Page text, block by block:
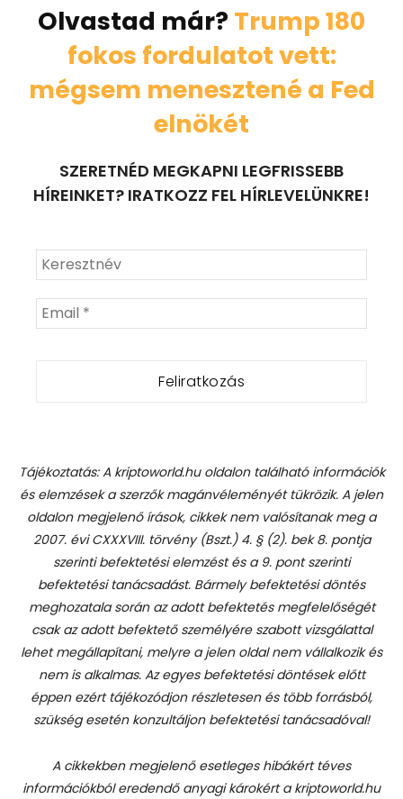
Olvastad már? Trump 180
fokos fordulatot vett:
mégsem menesztené a Fed
elnökét
SZERETNÉD MEGKAPNI LEGFRISSEBB
HÍREINKET? IRATKOZZ FEL HÍRLEVELÜNKRE!
Tájékoztatás: A kriptoworld.hu oldalon található információk
és elemzések a szerzők magánvéleményét tükrözik. A jelen
oldalon megjelenő írások, cikkek nem valósítanak meg a
2007. évi CXXXVIII. törvény (Bszt.) 4. § (2). bek 8. pontja
szerinti befektetési elemzést és a 9. pont szerinti
befektetési tanácsadást. Bármely befektetési döntés
meghozatala során az adott befektetés megfelelőségét
csak az adott befektető személyére szabott vizsgálattal
lehet megállapítani, melyre a jelen oldal nem vállalkozik és
nem is alkalmas. Az egyes befektetési döntések előtt
éppen ezért tájékozódjon részletesen és több forrásból,
szükség esetén konzultáljon befektetési tanácsadóval!
A cikkekben megjelenő esetleges hibákért téves
információkból eredendő anyagi károkért a kriptoworld.hu